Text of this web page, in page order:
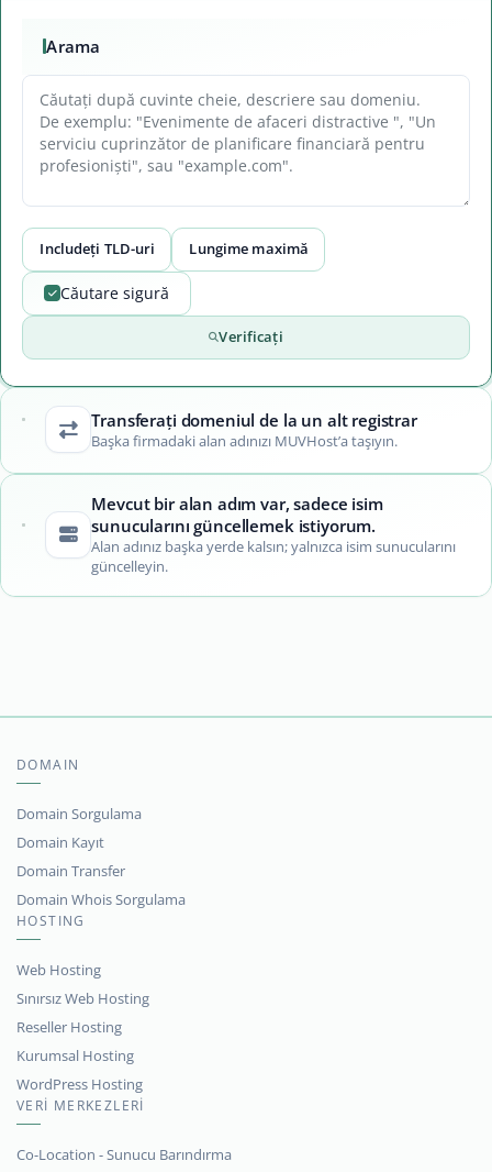
Arama
Includeți TLD-uri Lungime maximă
Căutare sigură
Verificați
Transferați domeniul de la un alt registrar
Başka firmadaki alan adınızı MUVHost’a taşıyın.
Mevcut bir alan adım var, sadece isim
sunucularını güncellemek istiyorum.
Alan adınız başka yerde kalsın; yalnızca isim sunucularını
güncelleyin.
DOMAIN
Domain Sorgulama
Domain Kayıt
Domain Transfer
Domain Whois Sorgulama
HOSTING
Web Hosting
Sınırsız Web Hosting
Reseller Hosting
Kurumsal Hosting
WordPress Hosting
VERİ MERKEZLERİ
Co-Location - Sunucu Barındırma